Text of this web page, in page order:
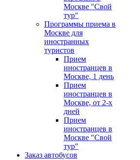
Москве "Свой
тур"
Программы приема в
Москве для
иностранных
туристов
Прием
иностранцев в
Москве, 1 день
Прием
иностранцев в
Москве, от 2-х
дней
Прием
иностранцев в
Москве "Свой
тур"
Заказ автобусов